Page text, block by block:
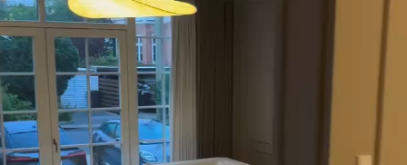
solapamiento.
Materiales disponibles
Estándar
33166.6719900 .00$/m²